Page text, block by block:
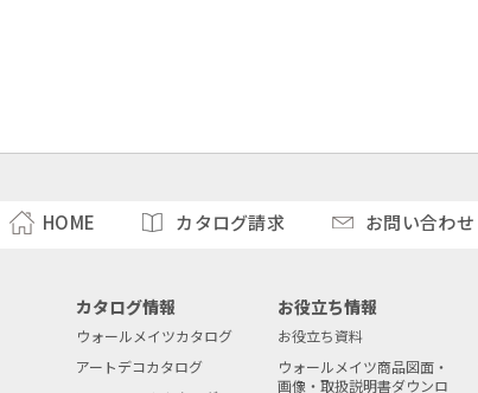
HOME カタログ請求 お問い合わせ
カタログ情報
ウォールメイツカタログ
アートデコカタログ
お役立ち情報
お役立ち資料
ウォールメイツ商品図面・
画像・取扱説明書ダウンロ